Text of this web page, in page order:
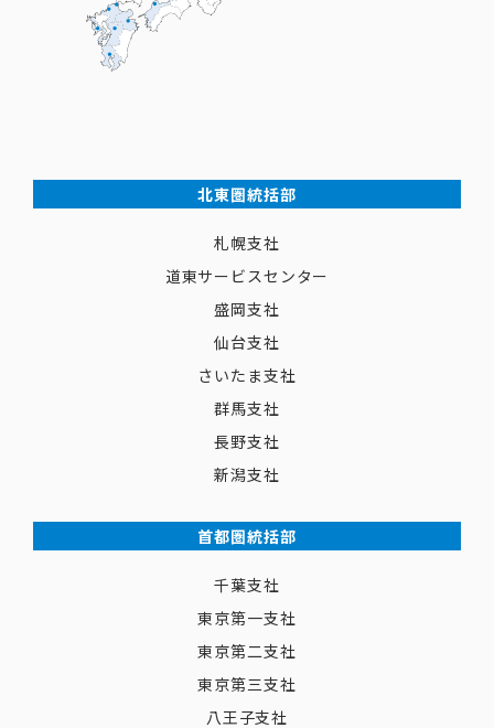
北東圏統括部
札幌支社
道東サービスセンター
盛岡支社
仙台支社
さいたま支社
群馬支社
長野支社
新潟支社
首都圏統括部
千葉支社
東京第一支社
東京第二支社
東京第三支社
八王子支社